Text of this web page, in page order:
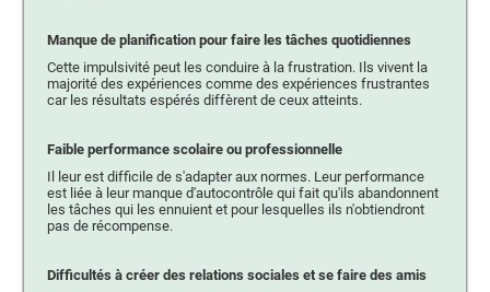
Manque de planification pour faire les tâches quotidiennes
Cette impulsivité peut les conduire à la frustration. Ils vivent la
majorité des expériences comme des expériences frustrantes
car les résultats espérés diffèrent de ceux atteints.
Faible performance scolaire ou professionnelle
Il leur est difficile de s'adapter aux normes. Leur performance
est liée à leur manque d'autocontrôle qui fait qu'ils abandonnent
les tâches qui les ennuient et pour lesquelles ils n'obtiendront
pas de récompense.
Difficultés à créer des relations sociales et se faire des amis